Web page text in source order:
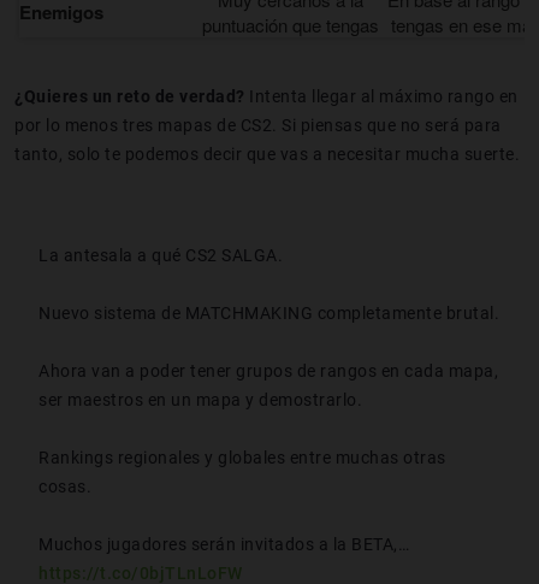
Enemigos
puntuación que tengas tengas en ese
¿Quieres un reto de verdad? Intenta llegar al máximo rango en
por lo menos tres mapas de CS2. Si piensas que no será para
tanto, solo te podemos decir que vas a necesitar mucha suerte.
La antesala a qué CS2 SALGA.
Nuevo sistema de MATCHMAKING completamente brutal.
Ahora van a poder tener grupos de rangos en cada mapa,
ser maestros en un mapa y demostrarlo.
Rankings regionales y globales entre muchas otras
cosas.
Muchos jugadores serán invitados a la BETA,…
https://t.co/0bjTLnLoFW